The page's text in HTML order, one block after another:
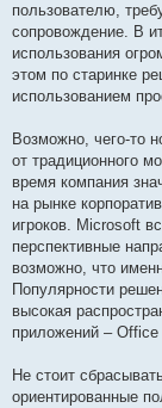
пользователю,
сопровождение. В
использования
этом по старинке
использованием
Возможно, чего-то
от традиционного
время компания
на рынке
игроков. Microsoft
перспективные
возможно, что
Популярности
высокая
приложений –
Не стоит
ориентированные